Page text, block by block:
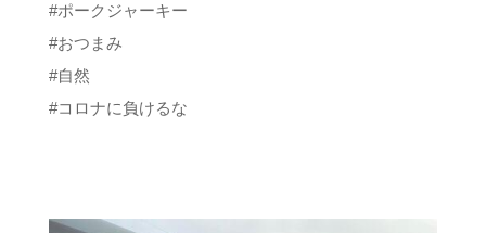
#ポークジャーキー
#おつまみ
#自然
#コロナに負けるな